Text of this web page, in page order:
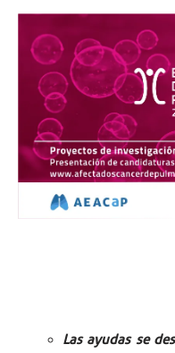
Las ayudas se